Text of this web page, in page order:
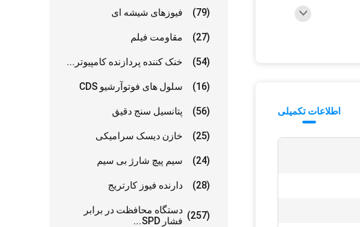
فیوزهای شیشه ای (79)
مقاومت فیلم (27)
خنک کننده پردازنده کامپیوتر... (54)
سلول های فوتوآرشیو CDS (16)
پتانسیل سنج دقیق (56)
خازن دیسک سرامیکی (25)
سیم پیچ شارژ بی سیم (24)
دارنده فیوز کارتریج (28)
دستگاه محافظت در برابر
فشار SPD...
(257)
اطلاعات تکمیلی